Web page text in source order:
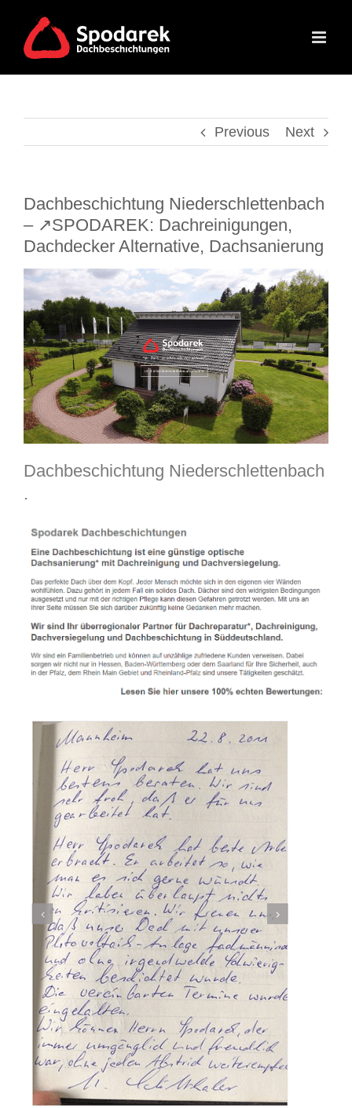
content
Previous Next
Dachbeschichtung Niederschlettenbach
– ↗️SPODAREK: Dachreinigungen,
Dachdecker Alternative, Dachsanierung
Dachbeschichtung Niederschlettenbach
.